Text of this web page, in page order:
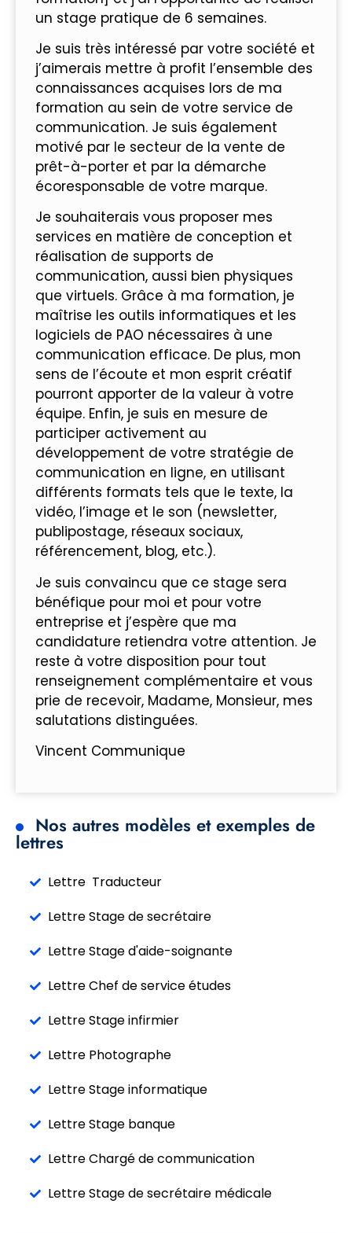
un stage pratique de 6 semaines.
Je suis très intéressé par votre société et
j’aimerais mettre à profit l’ensemble des
connaissances acquises lors de ma
formation au sein de votre service de
communication. Je suis également
motivé par le secteur de la vente de
prêt-à-porter et par la démarche
écoresponsable de votre marque.
Je souhaiterais vous proposer mes
services en matière de conception et
réalisation de supports de
communication, aussi bien physiques
que virtuels. Grâce à ma formation, je
maîtrise les outils informatiques et les
logiciels de PAO nécessaires à une
communication efficace. De plus, mon
sens de l’écoute et mon esprit créatif
pourront apporter de la valeur à votre
équipe. Enfin, je suis en mesure de
participer activement au
développement de votre stratégie de
communication en ligne, en utilisant
différents formats tels que le texte, la
vidéo, l’image et le son (newsletter,
publipostage, réseaux sociaux,
référencement, blog, etc.).
Je suis convaincu que ce stage sera
bénéfique pour moi et pour votre
entreprise et j’espère que ma
candidature retiendra votre attention. Je
reste à votre disposition pour tout
renseignement complémentaire et vous
prie de recevoir, Madame, Monsieur, mes
salutations distinguées.
Vincent Communique
Nos autres modèles et exemples de
lettres
Lettre Traducteur
Lettre Stage de secrétaire
Lettre Stage d'aide-soignante
Lettre Chef de service études
Lettre Stage infirmier
Lettre Photographe
Lettre Stage informatique
Lettre Stage banque
Lettre Chargé de communication
Lettre Stage de secrétaire médicale